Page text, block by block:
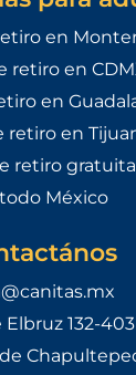
en
retiro en
en
retiro en
retiro
México
132-403